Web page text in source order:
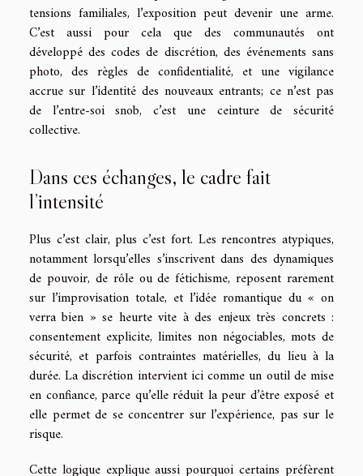
tensions familiales, l’exposition peut devenir une arme.
C’est aussi pour cela que des communautés ont
développé des codes de discrétion, des événements sans
photo, des règles de confidentialité, et une vigilance
accrue sur l’identité des nouveaux entrants; ce n’est pas
de l’entre-soi snob, c’est une ceinture de sécurité
collective.
Dans ces échanges, le cadre fait
l’intensité
Plus c’est clair, plus c’est fort. Les rencontres atypiques,
notamment lorsqu’elles s’inscrivent dans des dynamiques
de pouvoir, de rôle ou de fétichisme, reposent rarement
sur l’improvisation totale, et l’idée romantique du « on
verra bien » se heurte vite à des enjeux très concrets :
consentement explicite, limites non négociables, mots de
sécurité, et parfois contraintes matérielles, du lieu à la
durée. La discrétion intervient ici comme un outil de mise
en confiance, parce qu’elle réduit la peur d’être exposé et
elle permet de se concentrer sur l’expérience, pas sur le
risque.
Cette logique explique aussi pourquoi certains préfèrent